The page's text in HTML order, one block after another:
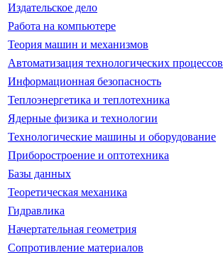
Издательское дело
Работа на компьютере
Теория машин и механизмов
Автоматизация технологических процессов
Информационная безопасность
Теплоэнергетика и теплотехника
Ядерные физика и технологии
Технологические машины и оборудование
Приборостроение и оптотехника
Базы данных
Теоретическая механика
Гидравлика
Начертательная геометрия
Сопротивление материалов